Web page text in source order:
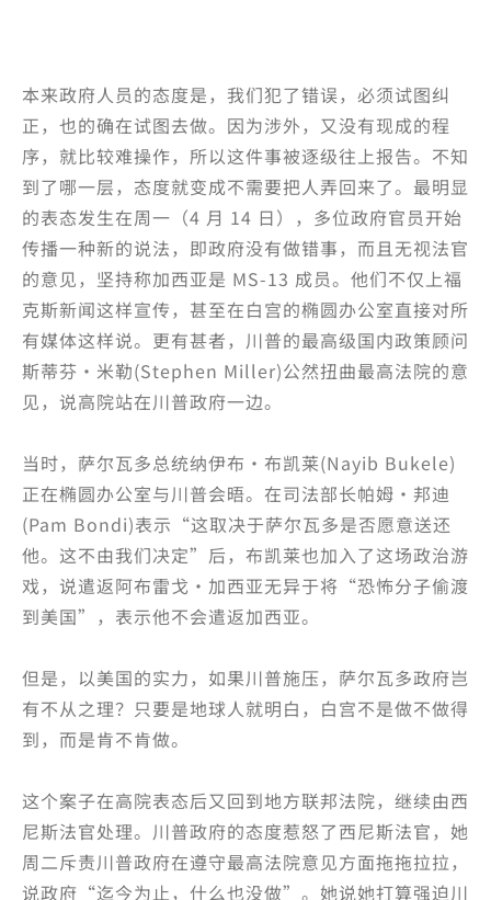
本来政府人员的态度是，我们犯了错误，必须试图纠
正，也的确在试图去做。因为涉外，又没有现成的程
序，就比较难操作，所以这件事被逐级往上报告。不知
到了哪一层，态度就变成不需要把人弄回来了。最明显
的表态发生在周一（4 月 14 日），多位政府官员开始
传播一种新的说法，即政府没有做错事，而且无视法官
的意见，坚持称加西亚是 MS-13 成员。他们不仅上福
克斯新闻这样宣传，甚至在白宫的椭圆办公室直接对所
有媒体这样说。更有甚者，川普的最高级国内政策顾问
斯蒂芬·米勒(Stephen Miller)公然扭曲最高法院的意
见，说高院站在川普政府一边。
当时，萨尔瓦多总统纳伊布·布凯莱(Nayib Bukele)
正在椭圆办公室与川普会晤。在司法部长帕姆·邦迪
(Pam Bondi)表示“这取决于萨尔瓦多是否愿意送还
他。这不由我们决定”后，布凯莱也加入了这场政治游
戏，说遣返阿布雷戈·加西亚无异于将“恐怖分子偷渡
到美国”，表示他不会遣返加西亚。
但是，以美国的实力，如果川普施压，萨尔瓦多政府岂
有不从之理？只要是地球人就明白，白宫不是做不做得
到，而是肯不肯做。
这个案子在高院表态后又回到地方联邦法院，继续由西
尼斯法官处理。川普政府的态度惹怒了西尼斯法官，她
周二斥责川普政府在遵守最高法院意见方面拖拖拉拉，
说政府“迄今为止，什么也没做”。她说她打算强迫川